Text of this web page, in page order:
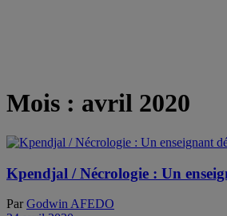
Mois : avril 2020
Kpendjal / Nécrologie : Un
Par Godwin AFEDO